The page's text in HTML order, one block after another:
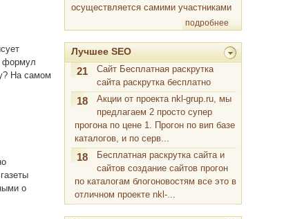
формул
На самом
о
осуществляется самими участниками
подробнее
Лучшее SEO
21
Сайт Бесплатная раскрутка
сайта раскрутка бесплатно
18
Акции от проекта nkl-grup.ru, мы
предлагаем 2 просто супер
прогона по цене 1. Прогон по вип базе
каталогов, и по серв...
18
Бесплатная раскрутка сайта и
сайтов создание сайтов прогон
по каталогам блогоновостям все это в
отличном проекте nkl-...